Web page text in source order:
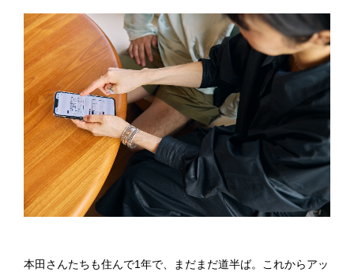
本田さんたちも住んで1年で、まだまだ道半ば。これからアッ